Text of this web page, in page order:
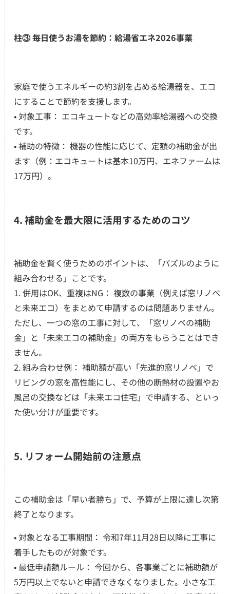
柱③ 毎日使うお湯を節約：給湯省エネ2026事業
家庭で使うエネルギーの約3割を占める給湯器を、エコ
にすることで節約を支援します。
• 対象工事： エコキュートなどの高効率給湯器への交換
です。
• 補助の特徴： 機器の性能に応じて、定額の補助金が出
ます（例：エコキュートは基本10万円、エネファームは
17万円）。
4. 補助金を最大限に活用するためのコツ
補助金を賢く使うためのポイントは、「パズルのように
組み合わせる」ことです。
1. 併用はOK、重複はNG： 複数の事業（例えば窓リノベ
と未来エコ）をまとめて申請するのは問題ありません。
ただし、一つの窓の工事に対して、「窓リノベの補助
金」と「未来エコの補助金」の両方をもらうことはでき
ません。
2. 組み合わせ例： 補助額が高い「先進的窓リノベ」で
リビングの窓を高性能にし、その他の断熱材の設置やお
風呂の交換などは「未来エコ住宅」で申請する、といっ
た使い分けが重要です。
5. リフォーム開始前の注意点
この補助金は「早い者勝ち」で、予算が上限に達し次第
終了となります。
• 対象となる工事期間： 令和7年11月28日以降に工事に
着手したものが対象です。
• 最低申請額ルール： 今回から、各事業ごとに補助額が
5万円以上でないと申請できなくなりました。小さな工